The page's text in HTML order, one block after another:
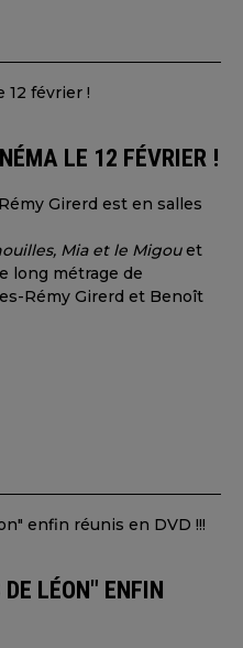
LE 12 FÉVRIER !
Girerd est en salles
Mia et le Migouet
long métrage de
Rémy Girerd et Benoît
LÉON" ENFIN